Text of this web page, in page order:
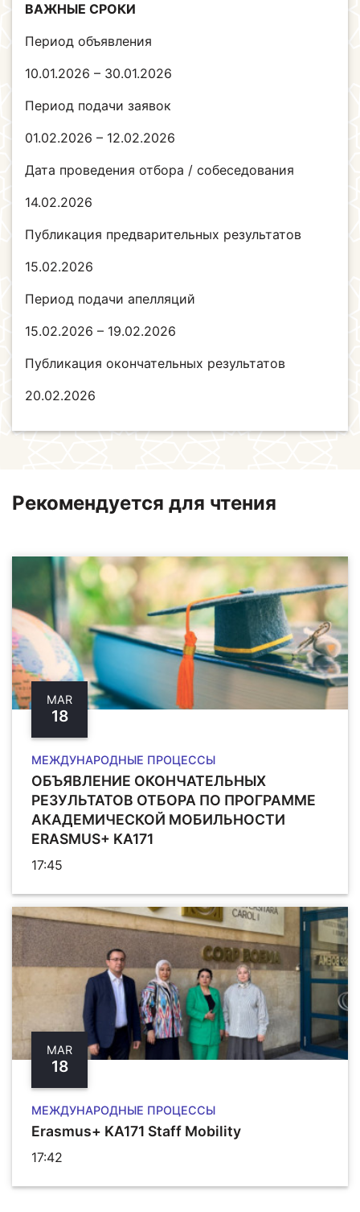
ВАЖНЫЕ СРОКИ
Период объявления
10.01.2026 – 30.01.2026
Период подачи заявок
01.02.2026 – 12.02.2026
Дата проведения отбора / собеседования
14.02.2026
Публикация предварительных результатов
15.02.2026
Период подачи апелляций
15.02.2026 – 19.02.2026
Публикация окончательных результатов
20.02.2026
Рекомендуется для чтения
MAR
18
МЕЖДУНАРОДНЫЕ ПРОЦЕССЫ
ОБЪЯВЛЕНИЕ ОКОНЧАТЕЛЬНЫХ
РЕЗУЛЬТАТОВ ОТБОРА ПО ПРОГРАММЕ
АКАДЕМИЧЕСКОЙ МОБИЛЬНОСТИ
ERASMUS+ KA171
17:45
MAR
18
МЕЖДУНАРОДНЫЕ ПРОЦЕССЫ
Erasmus+ KA171 Staff Mobility
17:42